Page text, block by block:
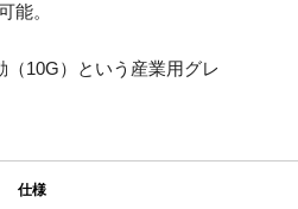
能。
（10G）という産業用グレ
仕様